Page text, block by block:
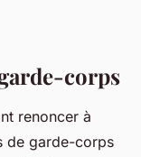
corps
renoncer à
de garde-corps